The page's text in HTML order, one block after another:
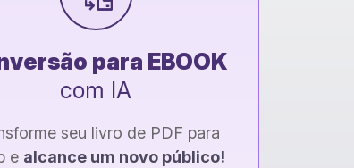
Edição & Revisão
com IA
Texto maisclaroeprofissional